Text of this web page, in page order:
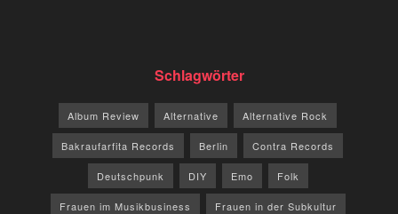
Schlagwörter
Album Review Alternative Alternative Rock
Bakraufarfita Records Berlin Contra Records
Deutschpunk DIY Emo Folk
Frauen im Musikbusiness Frauen in der Subkultur